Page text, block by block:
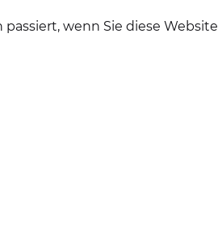
wenn Sie diese Website